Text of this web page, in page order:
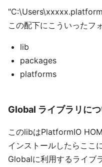
この配下にこういったフ
lib
packages
platforms
Global ライブラリに
このlibはPlatformIO
インストールしたらここ
Globalに利用するライブ